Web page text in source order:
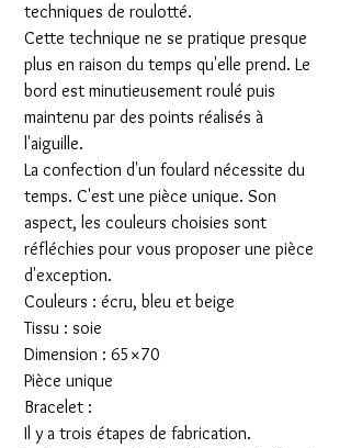
techniques de roulotté.
Cette technique ne se pratique presque
plus en raison du temps qu'elle prend. Le
bord est minutieusement roulé puis
maintenu par des points réalisés à
l'aiguille.
La confection d'un foulard nécessite du
temps. C'est une pièce unique. Son
aspect, les couleurs choisies sont
réfléchies pour vous proposer une pièce
d'exception.
Couleurs : écru, bleu et beige
Tissu : soie
Dimension : 65×70
Pièce unique
Bracelet :
Il y a trois étapes de fabrication.